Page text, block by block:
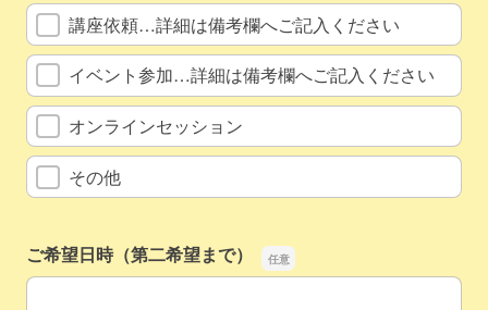
講座依頼…詳細は備考欄へご記入ください
イベント参加…詳細は備考欄へご記入ください
オンラインセッション
その他
ご希望日時（第二希望まで）
ご希望日時（第二希望まで）